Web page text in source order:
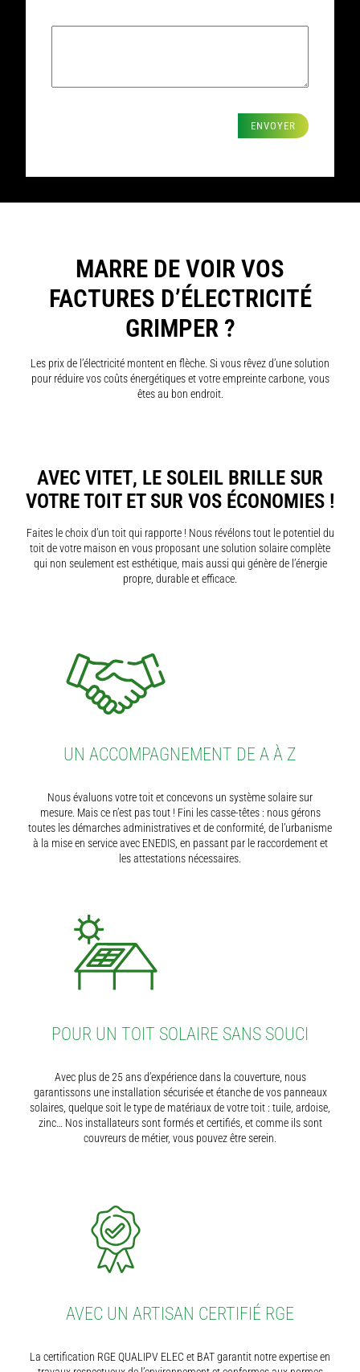
ENVOYER
MARRE DE VOIR VOS
FACTURES D’ÉLECTRICITÉ
GRIMPER ?
Les prix de l’électricité montent en flèche. Si vous rêvez d’une solution
pour réduire vos coûts énergétiques et votre empreinte carbone, vous
êtes au bon endroit.
AVEC VITET, LE SOLEIL BRILLE SUR
VOTRE TOIT ET SUR VOS ÉCONOMIES !
Faites le choix d’un toit qui rapporte ! Nous révélons tout le potentiel du
toit de votre maison en vous proposant une solution solaire complète
qui non seulement est esthétique, mais aussi qui génère de l’énergie
propre, durable et efficace.
UN ACCOMPAGNEMENT DE A À Z
Nous évaluons votre toit et concevons un système solaire sur
mesure. Mais ce n’est pas tout ! Fini les casse-têtes : nous gérons
toutes les démarches administratives et de conformité, de l’urbanisme
à la mise en service avec ENEDIS, en passant par le raccordement et
les attestations nécessaires.
POUR UN TOIT SOLAIRE SANS SOUCI
Avec plus de 25 ans d’expérience dans la couverture, nous
garantissons une installation sécurisée et étanche de vos panneaux
solaires, quelque soit le type de matériaux de votre toit : tuile, ardoise,
zinc… Nos installateurs sont formés et certifiés, et comme ils sont
couvreurs de métier, vous pouvez être serein.
AVEC UN ARTISAN CERTIFIÉ RGE
La certification RGE QUALIPV ELEC et BAT garantit notre expertise en